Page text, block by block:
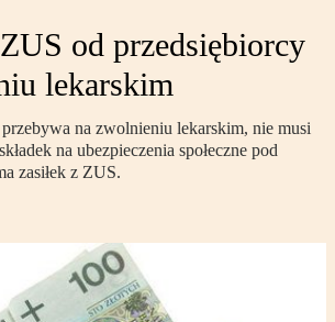
od przedsiębiorcy
lekarskim
na zwolnieniu lekarskim, nie musi
na ubezpieczenia społeczne pod
zasiłek z ZUS.